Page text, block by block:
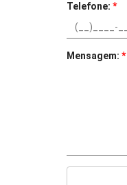
Telefone:*
Mensagem:*